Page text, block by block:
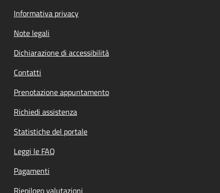
Informativa privacy
Note legali
Dichiarazione di accessibilità
Contatti
Prenotazione appuntamento
Richiedi assistenza
Statistiche del portale
Leggi le FAQ
Pagamenti
Riepilogo valutazioni